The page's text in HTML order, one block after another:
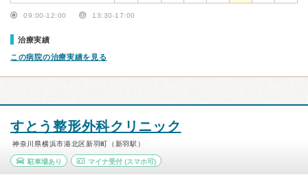
09:00-12:00 13:30-17:00
治療実績
この病院の治療実績を見る
すとう整形外科クリニック
神奈川県横浜市港北区新羽町（新羽駅）
駐車場あり マイナ受付(スマホ可)